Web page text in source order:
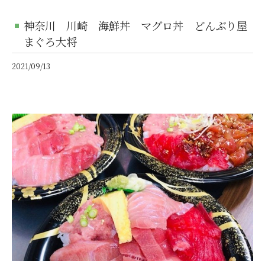
神奈川 川崎 海鮮丼 マグロ丼 どんぶり屋
まぐろ大将
2021/09/13